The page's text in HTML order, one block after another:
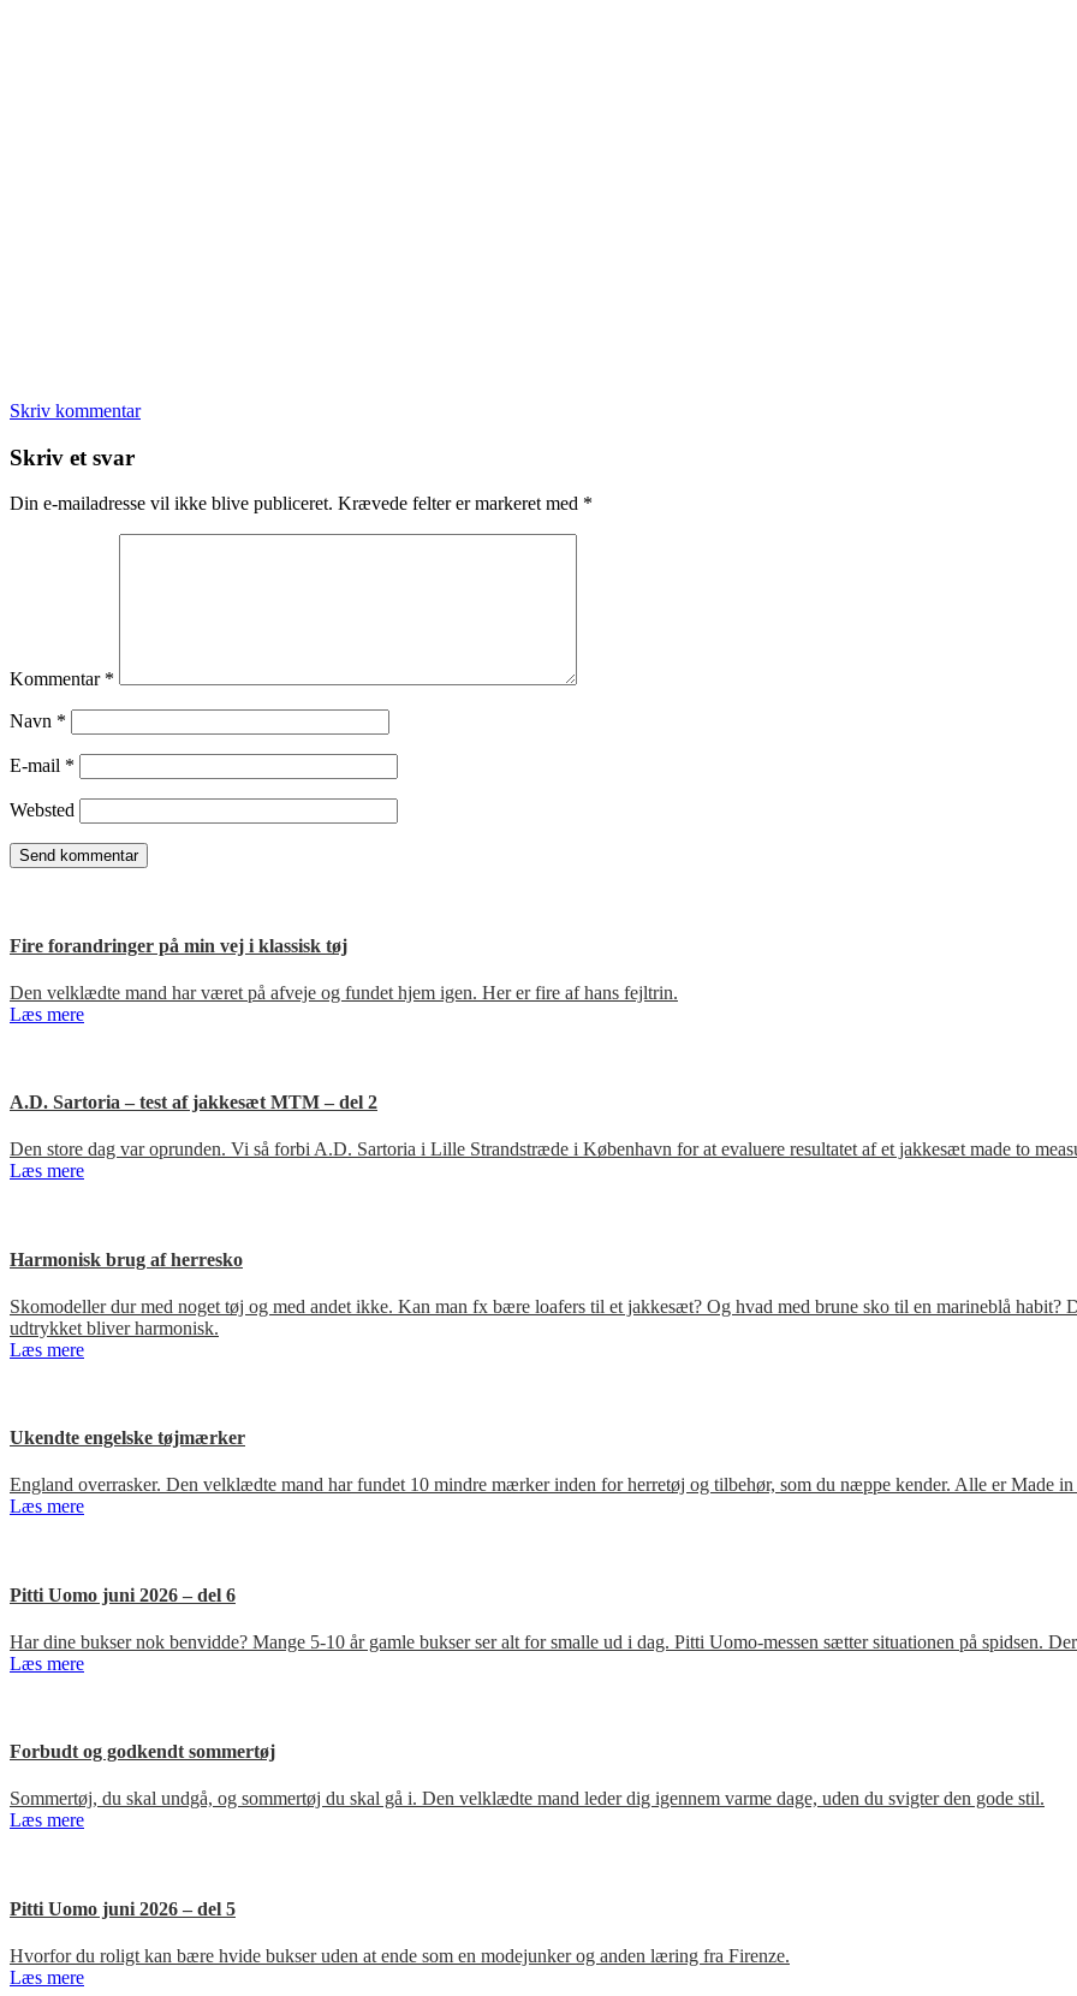
Skriv kommentar
Læserinteraktioner
Skriv et svar
Din e-mailadresse vil ikke blive publiceret. Krævede felter er markeret med *
Kommentar *
Navn *
E-mail *
Websted
Fire forandringer på min vej i klassisk tøj
Den velklædte mand har været på afveje og fundet hjem igen. Her er fire af hans fejltrin.
Læs mere
A.D. Sartoria – test af jakkesæt MTM – del 2
Den store dag var oprunden. Vi så forbi A.D. Sartoria i Lille Strandstræde i København for at evaluere resultatet af et jakkesæt made to
Læs mere
Harmonisk brug af herresko
Skomodeller dur med noget tøj og med andet ikke. Kan man fx bære loafers til et jakkesæt? Og hvad med brune sko til en marineblå
udtrykket bliver harmonisk.
Læs mere
Ukendte engelske tøjmærker
England overrasker. Den velklædte mand har fundet 10 mindre mærker inden for herretøj og tilbehør, som du næppe kender. Alle er Made
Læs mere
Pitti Uomo juni 2026 – del 6
Har dine bukser nok benvidde? Mange 5-10 år gamle bukser ser alt for smalle ud i dag. Pitti Uomo-messen sætter situationen på spidsen.
Læs mere
Forbudt og godkendt sommertøj
Sommertøj, du skal undgå, og sommertøj du skal gå i. Den velklædte mand leder dig igennem varme dage, uden du svigter den gode stil.
Læs mere
Pitti Uomo juni 2026 – del 5
Hvorfor du roligt kan bære hvide bukser uden at ende som en modejunker og anden læring fra Firenze.
Læs mere